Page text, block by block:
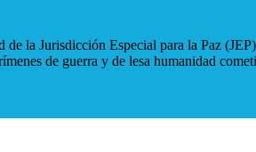
la Jurisdicción Especial para la Paz
de guerra y de lesa humanidad